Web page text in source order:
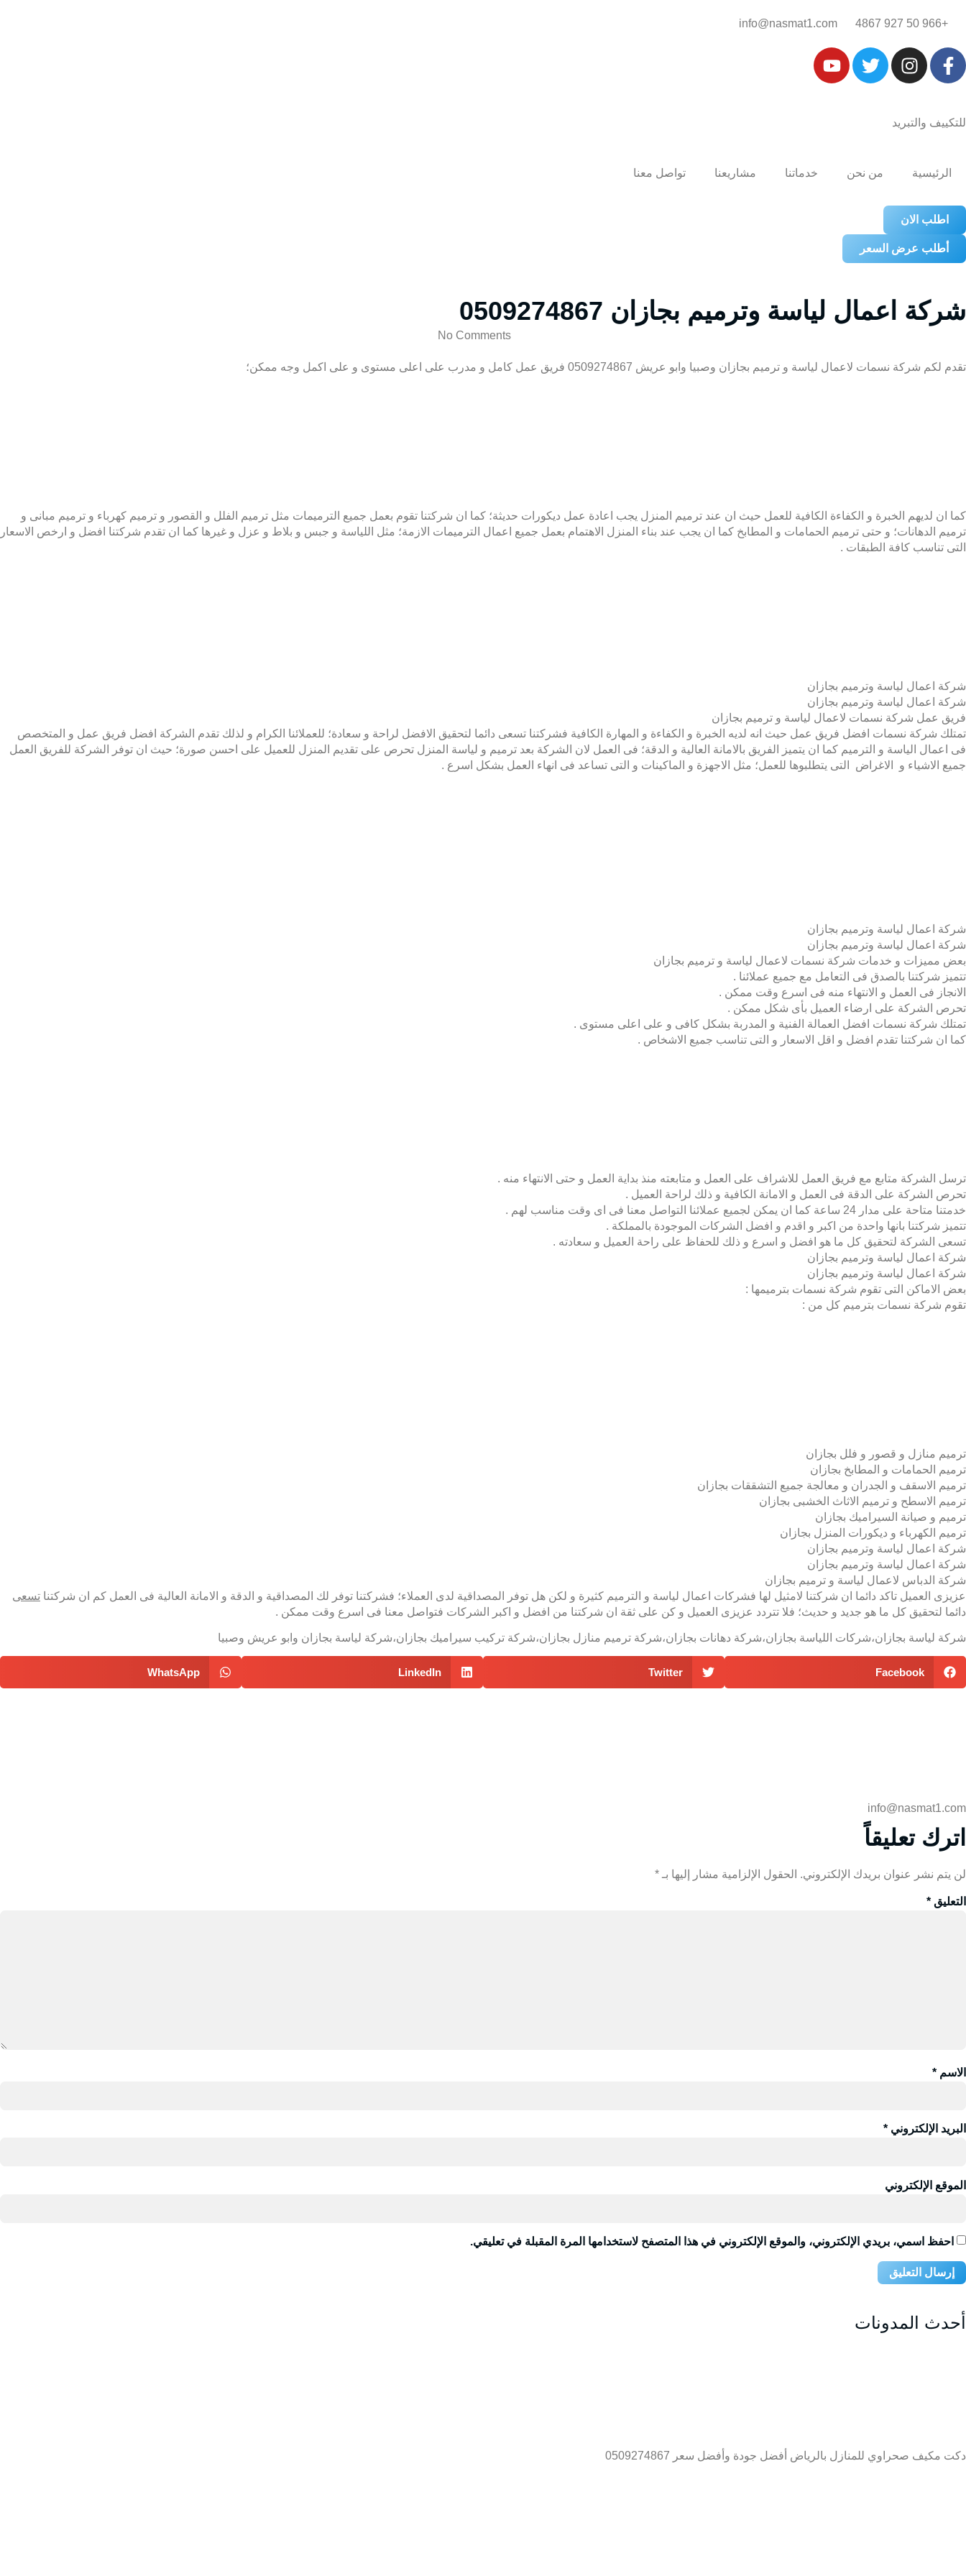
+966 50 927 4867‎‏
info@nasmat1.com
للتكييف والتبريد
الرئيسية من نحن خدماتنا مشاريعنا تواصل معنا
اطلب الان
أطلب عرض السعر
شركة اعمال لياسة وترميم بجازان 0509274867
No Comments
تقدم لكم شركة نسمات لاعمال لياسة و ترميم بجازان وصبيا وابو عريش 0509274867 فريق عمل كامل و مدرب على اعلى مستوى و على اكمل وجه ممكن؛
كما ان لديهم الخبرة و الكفاءة الكافية للعمل حيث ان عند ترميم المنزل يجب اعادة عمل ديكورات حديثة؛ كما ان شركتنا تقوم بعمل جميع الترميمات مثل ترميم الفلل و القصور و ترميم كهرباء و ترميم مبانى و
ترميم الدهانات؛ و حتى ترميم الحمامات و المطابخ كما ان يجب عند بناء المنزل الاهتمام بعمل جميع اعمال الترميمات الازمة؛ مثل اللياسة و جبس و بلاط و عزل و غيرها كما ان تقدم شركتنا افضل و ارخص الاسعار
التى تناسب كافة الطبقات .
شركة اعمال لياسة وترميم بجازان
شركة اعمال لياسة وترميم بجازان
فريق عمل شركة نسمات لاعمال لياسة و ترميم بجازان
تمتلك شركة نسمات افضل فريق عمل حيث انه لديه الخبرة و الكفاءة و المهارة الكافية فشركتنا تسعى دائما لتحقيق الافضل لراحة و سعادة؛ للعملائنا الكرام و لذلك تقدم الشركة افضل فريق عمل و المتخصص
فى اعمال الياسة و الترميم كما ان يتميز الفريق بالامانة العالية و الدقة؛ فى العمل لان الشركة بعد ترميم و لياسة المنزل تحرص على تقديم المنزل للعميل على احسن صورة؛ حيث ان توفر الشركة للفريق العمل
جميع الاشياء و الاغراض التى يتطلبوها للعمل؛ مثل الاجهزة و الماكينات و التى تساعد فى انهاء العمل بشكل اسرع .
شركة اعمال لياسة وترميم بجازان
شركة اعمال لياسة وترميم بجازان
بعض مميزات و خدمات شركة نسمات لاعمال لياسة و ترميم بجازان
تتميز شركتنا بالصدق فى التعامل مع جميع عملائنا .
الانجاز فى العمل و الانتهاء منه فى اسرع وقت ممكن .
تحرص الشركة على ارضاء العميل بأى شكل ممكن .
تمتلك شركة نسمات افضل العمالة الفنية و المدربة بشكل كافى و على اعلى مستوى .
كما ان شركتنا تقدم افضل و اقل الاسعار و التى تناسب جميع الاشخاص .
ترسل الشركة متابع مع فريق العمل للاشراف على العمل و متابعته منذ بداية العمل و حتى الانتهاء منه .
تحرص الشركة على الدقة فى العمل و الامانة الكافية و ذلك لراحة العميل .
خدمتنا متاحة على مدار 24 ساعة كما ان يمكن لجميع عملائنا التواصل معنا فى اى وقت مناسب لهم .
تتميز شركتنا بانها واحدة من اكبر و اقدم و افضل الشركات الموجودة بالمملكة .
تسعى الشركة لتحقيق كل ما هو افضل و اسرع و ذلك للحفاظ على راحة العميل و سعادته .
شركة اعمال لياسة وترميم بجازان
شركة اعمال لياسة وترميم بجازان
بعض الاماكن التى تقوم شركة نسمات بترميمها :
تقوم شركة نسمات بترميم كل من :
ترميم منازل و قصور و فلل بجازان
ترميم الحمامات و المطابخ بجازان
ترميم الاسقف و الجدران و معالجة جميع التشققات بجازان
ترميم الاسطح و ترميم الاثاث الخشبى بجازان
ترميم و صيانة السيراميك بجازان
ترميم الكهرباء و ديكورات المنزل بجازان
شركة اعمال لياسة وترميم بجازان
شركة اعمال لياسة وترميم بجازان
شركة الدباس لاعمال لياسة و ترميم بجازان
عزيزى العميل تاكد دائما ان شركتنا لامثيل لها فشركات اعمال لياسة و الترميم كثيرة و لكن هل توفر المصداقية لدى العملاء؛ فشركتنا توفر لك المصداقية و الدقة و الامانة العالية فى العمل كم ان شركتنا تسعى
دائما لتحقيق كل ما هو جديد و حديث؛ فلا تتردد عزيزى العميل و كن على ثقة ان شركتنا من افضل و اكبر الشركات فتواصل معنا فى اسرع وقت ممكن .
شركة لياسة بجازان،شركات اللياسة بجازان،شركة دهانات بجازان،شركة ترميم منازل بجازان،شركة تركيب سيراميك بجازان،شركة لياسة بجازان وابو عريش وصبيا
Facebook
Twitter
LinkedIn
WhatsApp
info@nasmat1.com
اترك تعليقاً
لن يتم نشر عنوان بريدك الإلكتروني. الحقول الإلزامية مشار إليها بـ *
التعليق *
الاسم *
البريد الإلكتروني *
الموقع الإلكتروني
احفظ اسمي، بريدي الإلكتروني، والموقع الإلكتروني في هذا المتصفح لاستخدامها المرة المقبلة في تعليقي.
أحدث المدونات
دكت مكيف صحراوي للمنازل بالرياض أفضل جودة وأفضل سعر 0509274867